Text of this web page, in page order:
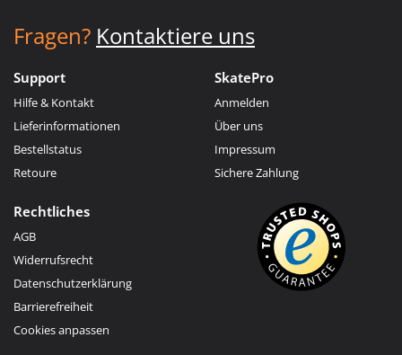
Fragen? Kontaktiere uns
Support
Hilfe & Kontakt
Lieferinformationen
Bestellstatus
Retoure
SkatePro
Anmelden
Über uns
Impressum
Sichere Zahlung
Rechtliches
AGB
Widerrufsrecht
Datenschutzerklärung
Barrierefreiheit
Cookies anpassen